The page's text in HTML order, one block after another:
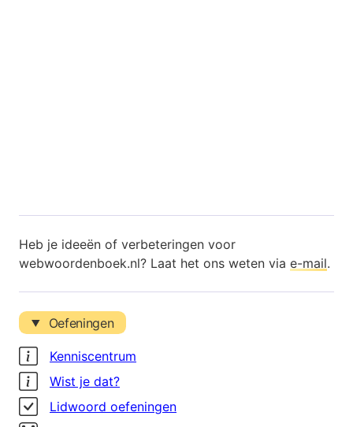
Heb je ideeën of verbeteringen voor
webwoordenboek.nl? Laat het ons weten via e-mail.
Oefeningen
Kenniscentrum
Wist je dat?
Lidwoord oefeningen